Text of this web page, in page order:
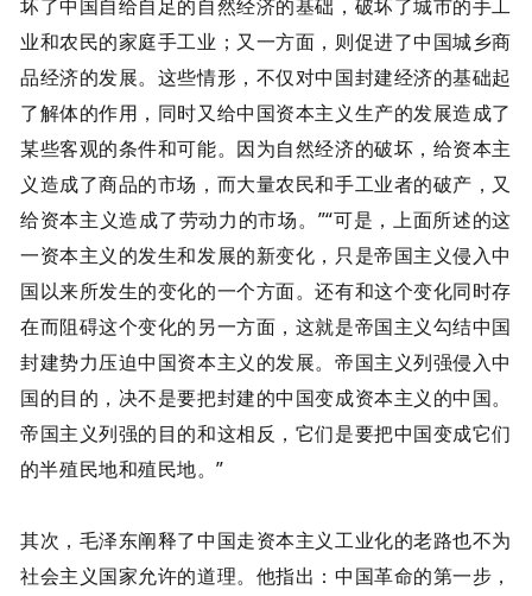
坏了中国自给自足的自然经济的基础，破坏了城市的手工
业和农民的家庭手工业；又一方面，则促进了中国城乡商
品经济的发展。这些情形，不仅对中国封建经济的基础起
了解体的作用，同时又给中国资本主义生产的发展造成了
某些客观的条件和可能。因为自然经济的破坏，给资本主
义造成了商品的市场，而大量农民和手工业者的破产，又
给资本主义造成了劳动力的市场。”“可是，上面所述的这
一资本主义的发生和发展的新变化，只是帝国主义侵入中
国以来所发生的变化的一个方面。还有和这个变化同时存
在而阻碍这个变化的另一方面，这就是帝国主义勾结中国
封建势力压迫中国资本主义的发展。帝国主义列强侵入中
国的目的，决不是要把封建的中国变成资本主义的中国。
帝国主义列强的目的和这相反，它们是要把中国变成它们
的半殖民地和殖民地。”
其次，毛泽东阐释了中国走资本主义工业化的老路也不为
社会主义国家允许的道理。他指出：中国革命的第一步，